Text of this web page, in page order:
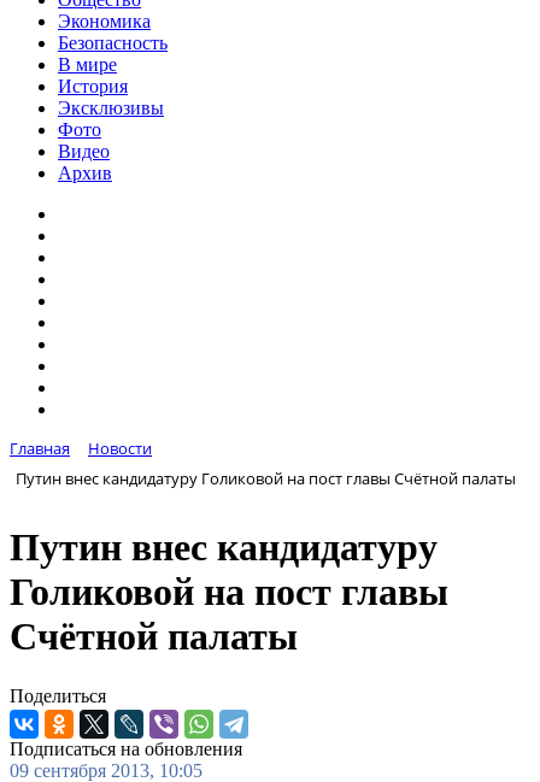
Экономика
Безопасность
В мире
История
Эксклюзивы
Фото
Видео
Архив
Главная
Новости
Путин внес кандидатуру Голиковой на пост главы Счётной палаты
Путин внес кандидатуру
Голиковой на пост главы
Счётной палаты
Поделиться
Подписаться на обновления
09 сентября 2013, 10:05